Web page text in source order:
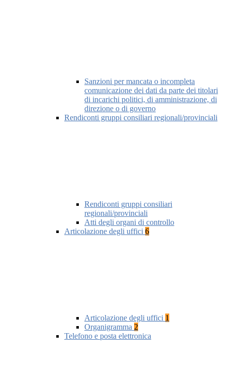
Sanzioni per mancata o incompleta
comunicazione dei dati da parte dei titolari
di incarichi politici, di amministrazione, di
direzione o di governo
Rendiconti gruppi consiliari regionali/provinciali
Rendiconti gruppi consiliari
regionali/provinciali
Atti degli organi di controllo
Articolazione degli uffici 6
Articolazione degli uffici 1
Organigramma 2
Telefono e posta elettronica